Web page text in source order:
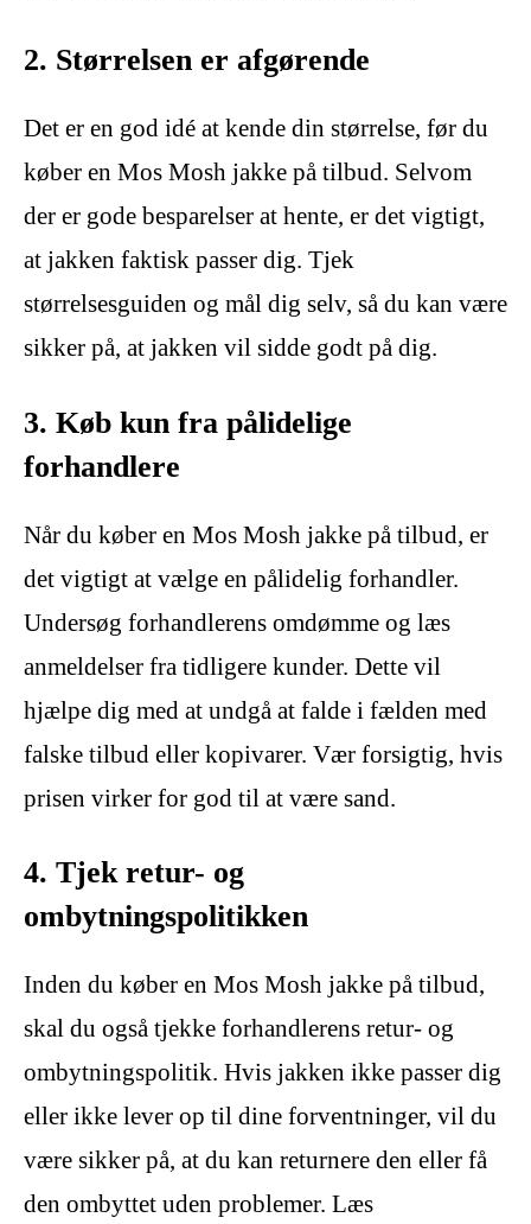
2. Størrelsen er afgørende
Det er en god idé at kende din størrelse, før du
køber en Mos Mosh jakke på tilbud. Selvom
der er gode besparelser at hente, er det vigtigt,
at jakken faktisk passer dig. Tjek
størrelsesguiden og mål dig selv, så du kan være
sikker på, at jakken vil sidde godt på dig.
3. Køb kun fra pålidelige
forhandlere
Når du køber en Mos Mosh jakke på tilbud, er
det vigtigt at vælge en pålidelig forhandler.
Undersøg forhandlerens omdømme og læs
anmeldelser fra tidligere kunder. Dette vil
hjælpe dig med at undgå at falde i fælden med
falske tilbud eller kopivarer. Vær forsigtig, hvis
prisen virker for god til at være sand.
4. Tjek retur- og
ombytningspolitikken
Inden du køber en Mos Mosh jakke på tilbud,
skal du også tjekke forhandlerens retur- og
ombytningspolitik. Hvis jakken ikke passer dig
eller ikke lever op til dine forventninger, vil du
være sikker på, at du kan returnere den eller få
den ombyttet uden problemer. Læs